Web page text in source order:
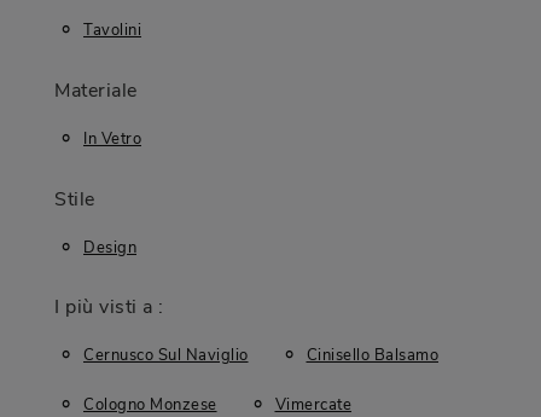
Tavolini
Materiale
In Vetro
Stile
Design
I più visti a :
Cernusco Sul Naviglio Cinisello Balsamo
Cologno Monzese Vimercate